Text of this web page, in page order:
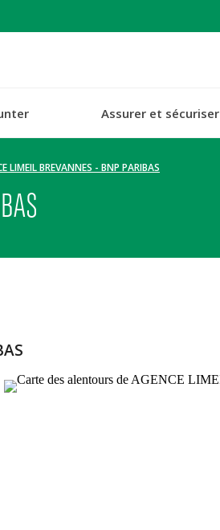
Assurer et sécuriser
LIMEIL BREVANNES - BNP PARIBAS